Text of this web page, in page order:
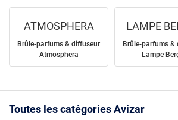
ATMOSPHERA
Brûle-parfums & diffuseur
Atmosphera
LAMPE
Brûle-parfums &
Lampe
Toutes les catégories Avizar